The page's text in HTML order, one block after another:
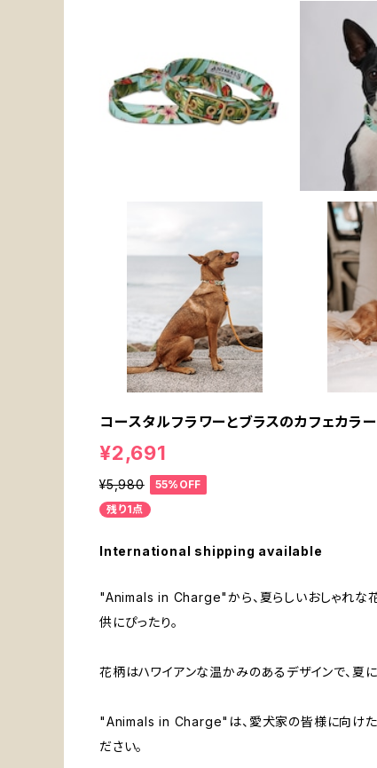
コースタルフラワーとブラスのカフェカ
¥2,691
¥5,980
55%OFF
残り1点
International shipping available
"Animals in Charge"から、夏らしいおしゃれな
供にぴったり。
花柄はハワイアンな温かみのあるデザインで、夏
"Animals in Charge"は、愛犬家の皆様に向けたブ
ださい。